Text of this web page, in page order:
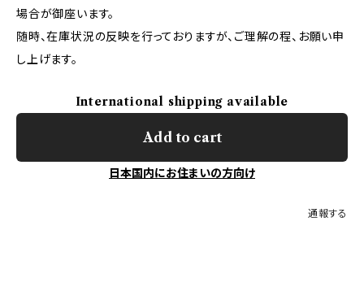
場合が御座います。
随時、在庫状況の反映を行っておりますが、ご理解の程、お願い申
し上げます。
International shipping available
Add to cart
日本国内にお住まいの方向け
通報する